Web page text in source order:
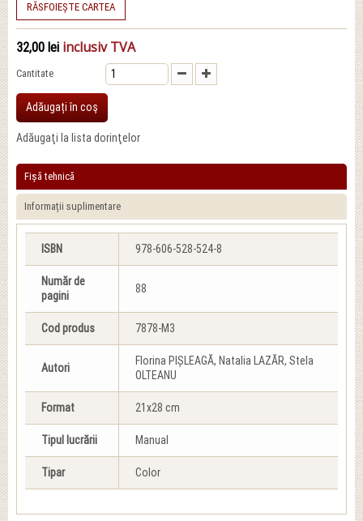
RĂSFOIEȘTE CARTEA
32,00 lei inclusiv TVA
Cantitate
Adăugați în coş
Adăugaţi la lista dorinţelor
Fișă tehnică
Informații suplimentare
ISBN 978-606-528-524-8
Număr de
pagini
88
Cod produs 7878-M3
Autori
Florina PIȘLEAGĂ, Natalia LAZĂR, Stela
OLTEANU
Format 21x28 cm
Tipul lucrării Manual
Tipar Color